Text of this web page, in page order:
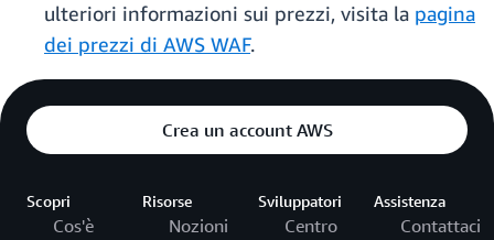
ulteriori informazioni sui prezzi, visita la pagina
dei prezzi di AWS WAF.
Crea un account AWS
Scopri
Cos'è
Risorse
Nozioni
Sviluppatori
Centro
Assistenza
Contattaci